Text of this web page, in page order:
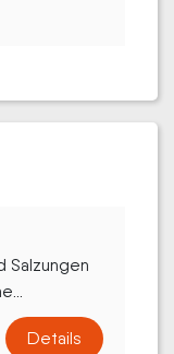
Salzungen
Details